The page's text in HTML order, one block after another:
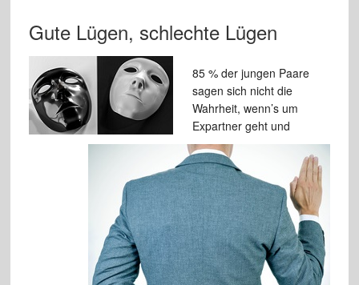
Gute Lügen, schlechte Lügen
85 % der jungen Paare
sagen sich nicht die
Wahrheit, wenn’s um
Expartner geht und